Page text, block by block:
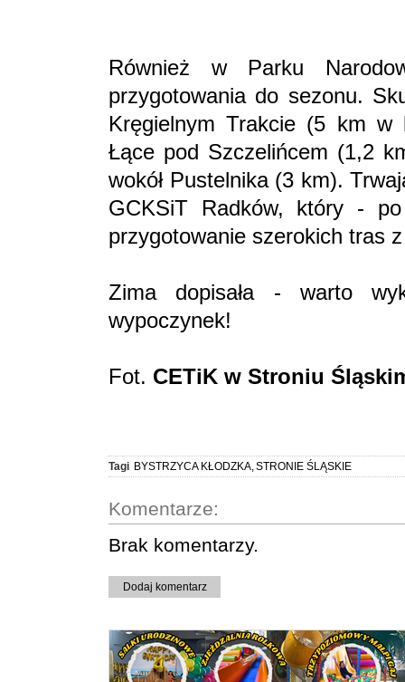
Również w Parku
przygotowania do sezonu.
Kręgielnym Trakcie (5 km w
Łące pod Szczelińcem (1,2
wokół Pustelnika (3 km).
GCKSiT Radków, który -
przygotowanie szerokich tras
Zima dopisała - warto
wypoczynek!
Fot. CETiK w Stroniu
Tagi BYSTRZYCA KŁODZKA,STRONIE ŚLĄSKIE
Komentarze:
Brak komentarzy.
Dodaj komentarz